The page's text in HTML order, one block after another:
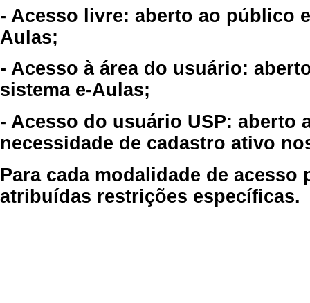
- Acesso livre: aberto ao público
Aulas;
- Acesso à área do usuário:
sistema e-Aulas;
- Acesso do usuário USP: aberto
necessidade de cadastro ativo
Para cada modalidade de
atribuídas restrições específicas.